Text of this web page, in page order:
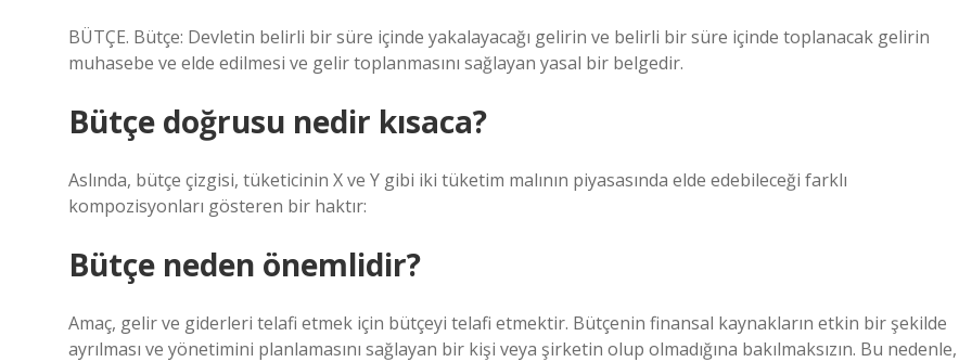
BÜTÇE. Bütçe: Devletin belirli bir süre içinde yakalayacağı gelirin ve belirli bir süre içinde toplanacak gelirin
muhasebe ve elde edilmesi ve gelir toplanmasını sağlayan yasal bir belgedir.
Bütçe doğrusu nedir kısaca?
Aslında, bütçe çizgisi, tüketicinin X ve Y gibi iki tüketim malının piyasasında elde edebileceği farklı
kompozisyonları gösteren bir haktır:
Bütçe neden önemlidir?
Amaç, gelir ve giderleri telafi etmek için bütçeyi telafi etmektir. Bütçenin finansal kaynakların etkin bir şekilde
ayrılması ve yönetimini planlamasını sağlayan bir kişi veya şirketin olup olmadığına bakılmaksızın. Bu nedenle,